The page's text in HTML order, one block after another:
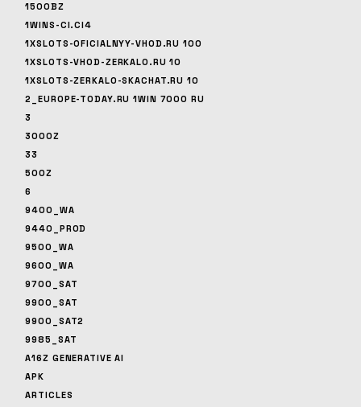
1500BZ
1WINS-CI.CI4
1XSLOTS-OFICIALNYY-VHOD.RU 100
1XSLOTS-VHOD-ZERKALO.RU 10
1XSLOTS-ZERKALO-SKACHAT.RU 10
2_EUROPE-TODAY.RU 1WIN 7000 RU
3
3000Z
33
500Z
6
9400_WA
9440_PROD
9500_WA
9600_WA
9700_SAT
9900_SAT
9900_SAT2
9985_SAT
A16Z GENERATIVE AI
APK
ARTICLES